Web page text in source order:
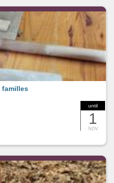
until
1
NOV
familles